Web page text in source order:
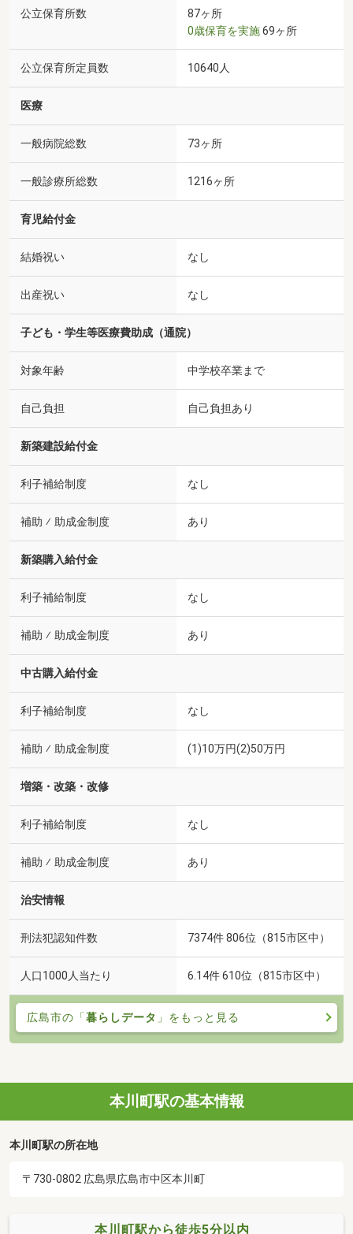
公立保育所数
87ヶ所
0歳保育を実施69ヶ所
公立保育所定員数 10640人
医療
一般病院総数 73ヶ所
一般診療所総数 1216ヶ所
育児給付金
結婚祝い なし
出産祝い なし
子ども・学生等医療費助成（通院）
対象年齢 中学校卒業まで
自己負担 自己負担あり
新築建設給付金
利子補給制度 なし
補助 ⁄ 助成金制度 あり
新築購入給付金
利子補給制度 なし
補助 ⁄ 助成金制度 あり
中古購入給付金
利子補給制度 なし
補助 ⁄ 助成金制度 (1)10万円(2)50万円
増築・改築・改修
利子補給制度 なし
補助 ⁄ 助成金制度 あり
治安情報
刑法犯認知件数 7374件 806位（815市区中）
人口1000人当たり 6.14件 610位（815市区中）
広島市の「暮らしデータ 」をもっと見る
本川町駅の基本情報
本川町駅の所在地
〒730-0802 広島県広島市中区本川町
本川町駅から徒歩5分以内